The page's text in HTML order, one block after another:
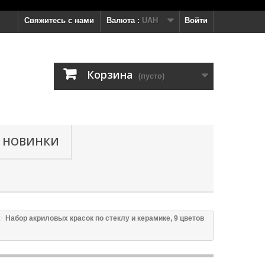
Войти
Валюта : UAH
Свяжитесь с нами
Корзина (пусто)
НОВИНКИ
Набор акриловых красок по стеклу и керамике, 9 цветов